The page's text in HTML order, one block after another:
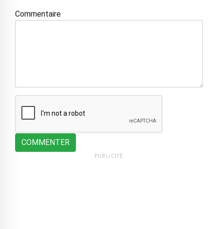
Commentaire
COMMENTER
PUBLICITÉ